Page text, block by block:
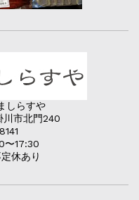
しらすや
市北門240
〜17:30
休あり